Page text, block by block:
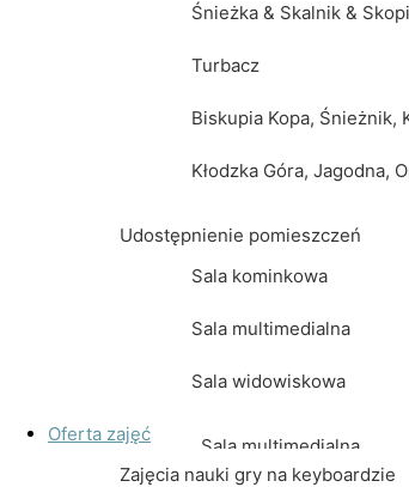
Śnieżka & Skalnik &
Turbacz
Biskupia Kopa, Śnieżnik,
Kłodzka Góra, Jagodna,
Udostępnienie pomieszczeń
Sala kominkowa
Sala multimedialna
Sala widowiskowa
Oferta zajęć
Zajęcia nauki gry na keyboardzie
Lackowa
Mogielica i Lubomir
Śnieżka & Skalnik &
Turbacz
Biskupia Kopa, Śnieżnik,
Kłodzka Góra, Jagodna,
Sala kominkowa
Sala multimedialna